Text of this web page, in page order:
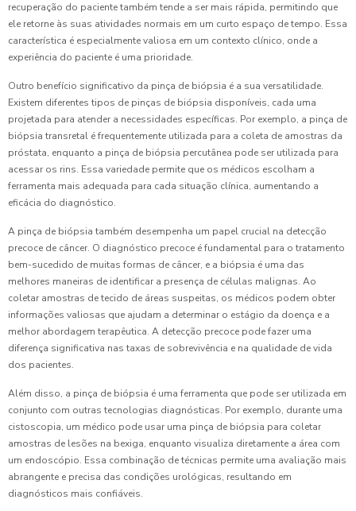
recuperação do paciente também tende a ser mais rápida, permitindo que
ele retorne às suas atividades normais em um curto espaço de tempo. Essa
característica é especialmente valiosa em um contexto clínico, onde a
experiência do paciente é uma prioridade.
Outro benefício significativo da pinça de biópsia é a sua versatilidade.
Existem diferentes tipos de pinças de biópsia disponíveis, cada uma
projetada para atender a necessidades específicas. Por exemplo, a pinça de
biópsia transretal é frequentemente utilizada para a coleta de amostras da
próstata, enquanto a pinça de biópsia percutânea pode ser utilizada para
acessar os rins. Essa variedade permite que os médicos escolham a
ferramenta mais adequada para cada situação clínica, aumentando a
eficácia do diagnóstico.
A pinça de biópsia também desempenha um papel crucial na detecção
precoce de câncer. O diagnóstico precoce é fundamental para o tratamento
bem-sucedido de muitas formas de câncer, e a biópsia é uma das
melhores maneiras de identificar a presença de células malignas. Ao
coletar amostras de tecido de áreas suspeitas, os médicos podem obter
informações valiosas que ajudam a determinar o estágio da doença e a
melhor abordagem terapêutica. A detecção precoce pode fazer uma
diferença significativa nas taxas de sobrevivência e na qualidade de vida
dos pacientes.
Além disso, a pinça de biópsia é uma ferramenta que pode ser utilizada em
conjunto com outras tecnologias diagnósticas. Por exemplo, durante uma
cistoscopia, um médico pode usar uma pinça de biópsia para coletar
amostras de lesões na bexiga, enquanto visualiza diretamente a área com
um endoscópio. Essa combinação de técnicas permite uma avaliação mais
abrangente e precisa das condições urológicas, resultando em
diagnósticos mais confiáveis.